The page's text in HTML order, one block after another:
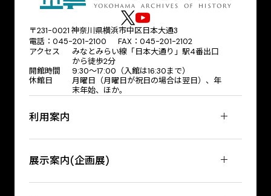
〒231-0021 神奈川県横浜市中区日本大通3
電話：045-201-2100 FAX：045-201-2102
アクセス
みなとみらい線「日本大通り」駅4番出口
から徒歩2分
開館時間
9:30〜17:00（入館は16:30まで）
休館日
月曜日（月曜日が祝日の場合は翌日）、年
末年始、ほか。
利用案内
展示案内(企画展)